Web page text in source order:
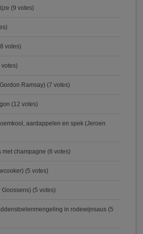
(9 votes)
votes)
votes)
Ramsay) (7 votes)
(12 votes)
aardappelen en spek (Jeroen
met champagne (6 votes)
(5 votes)
Goossens) (5 votes)
in rodewijnsaus (5